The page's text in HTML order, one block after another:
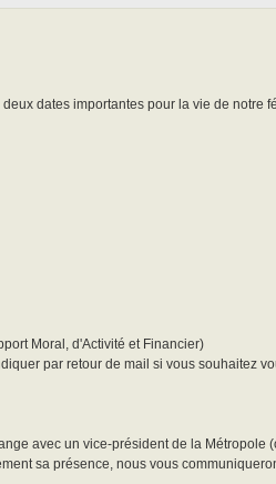
dates importantes pour la vie de notre
Moral, d'Activité et Financier)
par retour de mail si vous souhaitez
avec un vice-président de la Métropole
sa présence, nous vous